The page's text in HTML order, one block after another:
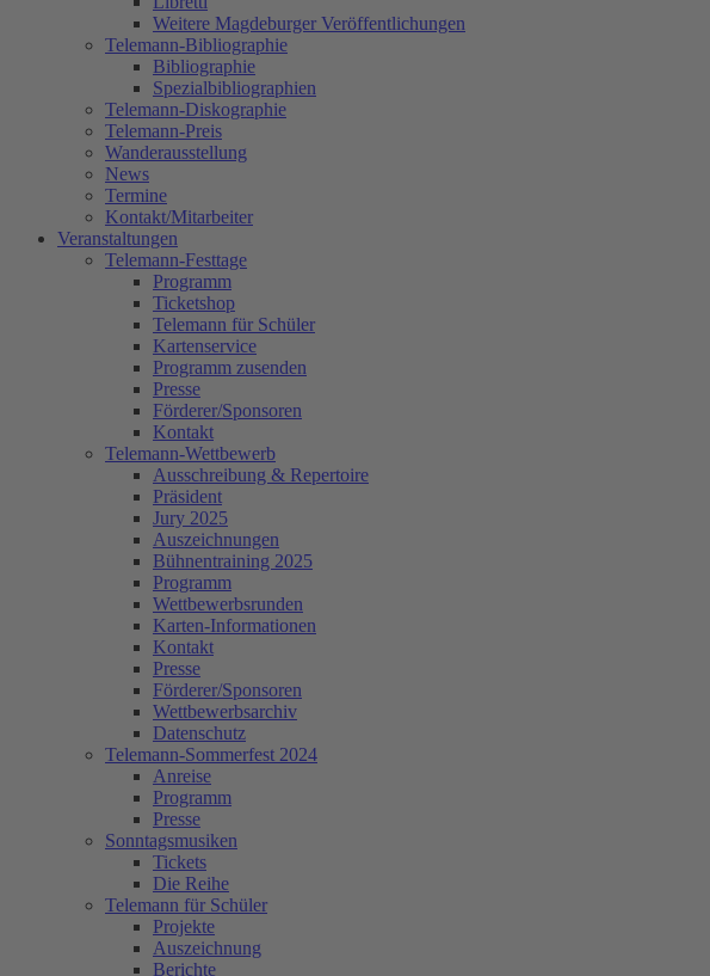
Weitere Magdeburger Veröffentlichungen
Telemann-Bibliographie
Bibliographie
Spezialbibliographien
Telemann-Diskographie
Telemann-Preis
Wanderausstellung
News
Termine
Kontakt/Mitarbeiter
Veranstaltungen
Telemann-Festtage
Programm
Ticketshop
Telemann für Schüler
Kartenservice
Programm zusenden
Presse
Förderer/Sponsoren
Kontakt
Telemann-Wettbewerb
Ausschreibung & Repertoire
Präsident
Jury 2025
Auszeichnungen
Bühnentraining 2025
Programm
Wettbewerbsrunden
Karten-Informationen
Kontakt
Presse
Förderer/Sponsoren
Wettbewerbsarchiv
Datenschutz
Telemann-Sommerfest 2024
Anreise
Programm
Presse
Sonntagsmusiken
Tickets
Die Reihe
Telemann für Schüler
Projekte
Auszeichnung
Berichte